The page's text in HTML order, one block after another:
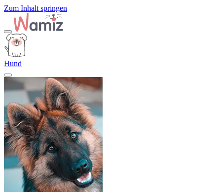
Zum Inhalt springen
Hund